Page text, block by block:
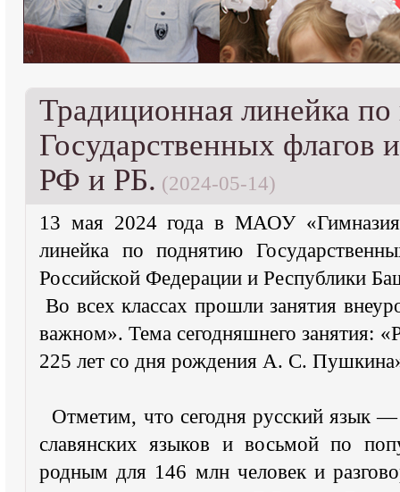
Традиционная линейка
Государственных флагов
РФ и РБ. (2024-05-14)
13 мая 2024 года в МАОУ «Гимназия
линейка по поднятию
Российской Федерации и Республики
Во всех классах прошли занятия
важном». Тема сегодняшнего занятия:
225 лет со дня рождения А. С.
Отметим, что сегодня русский язык
славянских языков и восьмой по
родным для 146 млн человек и